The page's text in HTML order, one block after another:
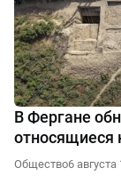
В Фергане
относящиеся
Общество6 августа